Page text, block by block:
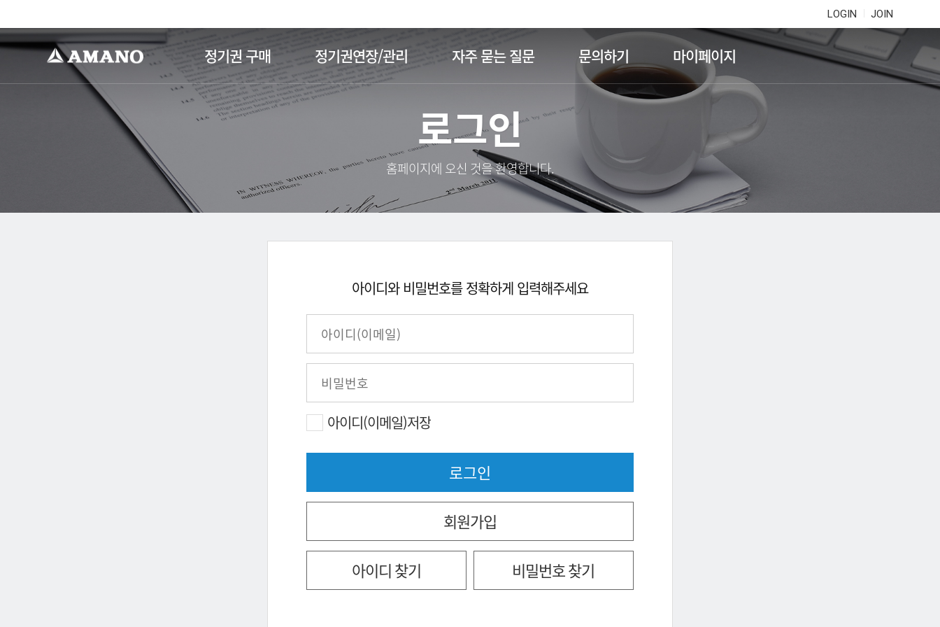
LOGIN JOIN
정기권 구매 정기권연장/관리 자주 묻는 질문 문의하기 마이페이지
로그인
홈페이지에 오신 것을 환영합니다.
아이디와 비밀번호를 정확하게 입력해주세요
아이디(이메일)저장
회원가입
아이디 찾기 비밀번호 찾기